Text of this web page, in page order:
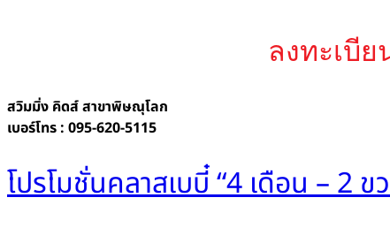
ลงทะเบีย
สวิมมิ่ง คิดส์ สาขาพิษณุโลก
เบอร์โทร : 095-620-5115
โปรโมชั่นคลาสเบบี๋ “4 เดือน – 2